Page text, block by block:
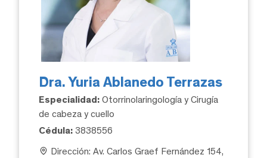
Dra. Yuria Ablanedo Terrazas
Especialidad: Otorrinolaringología y Cirugía
de cabeza y cuello
Cédula: 3838556
Dirección: Av. Carlos Graef Fernández 154,